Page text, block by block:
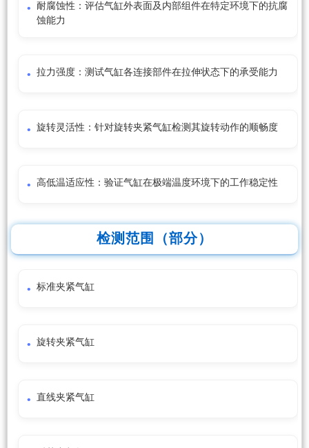
耐腐蚀性：评估气缸外表面及内部组件在特定环境下的抗腐
蚀能力
拉力强度：测试气缸各连接部件在拉伸状态下的承受能力
旋转灵活性：针对旋转夹紧气缸检测其旋转动作的顺畅度
高低温适应性：验证气缸在极端温度环境下的工作稳定性
检测范围（部分）
标准夹紧气缸
旋转夹紧气缸
直线夹紧气缸